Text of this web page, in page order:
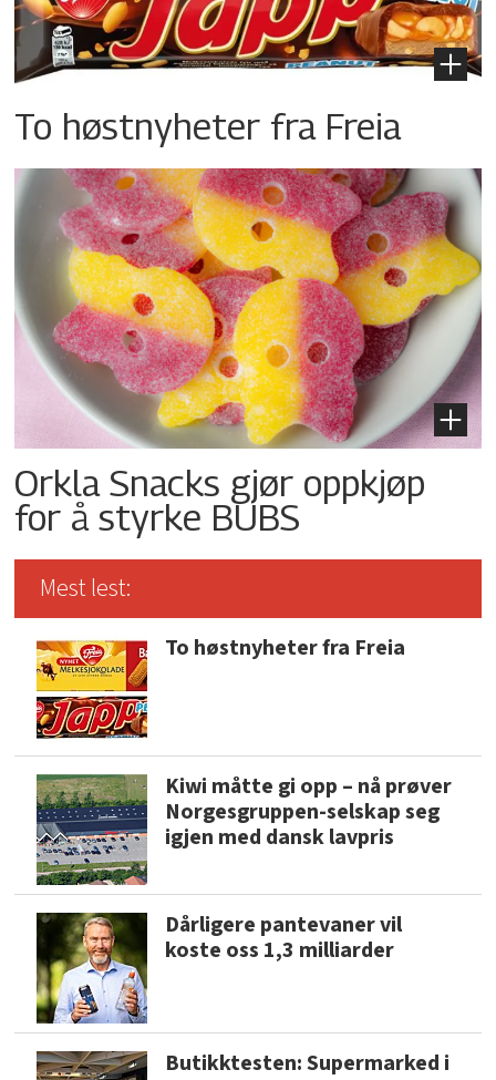
To høstnyheter fra Freia
Orkla Snacks gjør oppkjøp
for å styrke BUBS
Mest lest:
To høstnyheter fra Freia
Kiwi måtte gi opp – nå prøver
Norgesgruppen-selskap seg
igjen med dansk lavpris
Dårligere pantevaner vil
koste oss 1,3 milliarder
Butikktesten: Supermarked i